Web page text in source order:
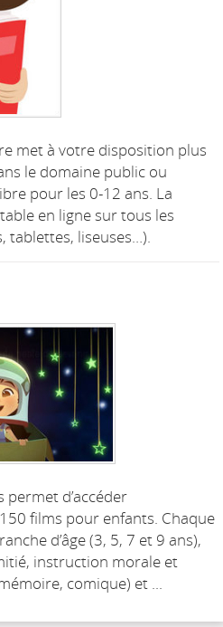
met à votre disposition plus
le domaine public ou
pour les 0-12 ans. La
en ligne sur tous les
tablettes, liseuses…).
d’accéder
films pour enfants. Chaque
d’âge (3, 5, 7 et 9 ans),
instruction morale et
comique) et ...